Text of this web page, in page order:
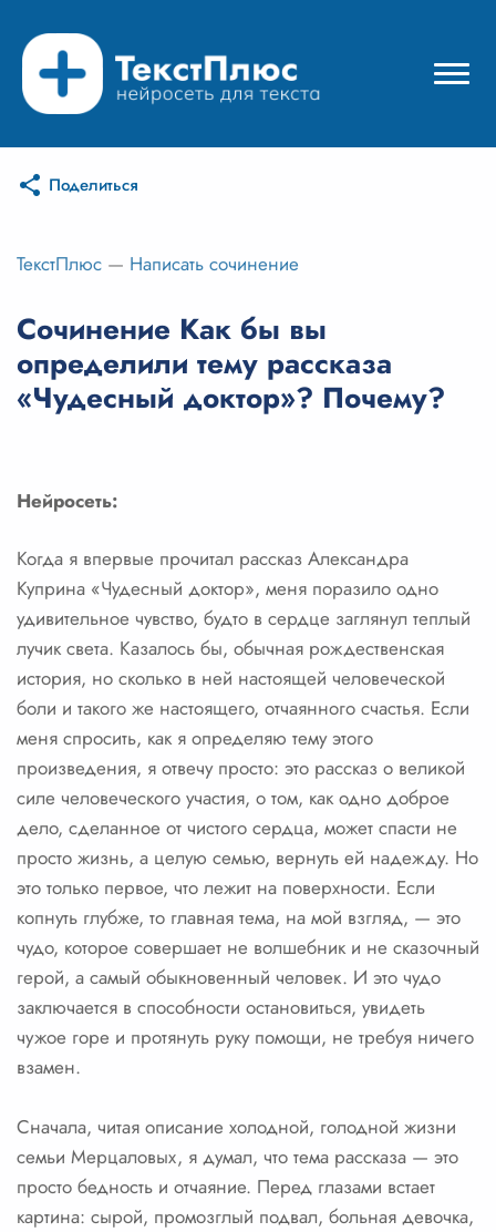
Режимы нейросети
Цены
Вход
Вход с Telegram
Поделиться
ТекстПлюс — Написать сочинение
Сочинение Как бы вы
определили тему рассказа
«Чудесный доктор»? Почему?
Нейросеть:
Когда я впервые прочитал рассказ Александра
Куприна «Чудесный доктор», меня поразило одно
удивительное чувство, будто в сердце заглянул теплый
лучик света. Казалось бы, обычная рождественская
история, но сколько в ней настоящей человеческой
боли и такого же настоящего, отчаянного счастья. Если
меня спросить, как я определяю тему этого
произведения, я отвечу просто: это рассказ о великой
силе человеческого участия, о том, как одно доброе
дело, сделанное от чистого сердца, может спасти не
просто жизнь, а целую семью, вернуть ей надежду. Но
это только первое, что лежит на поверхности. Если
копнуть глубже, то главная тема, на мой взгляд, — это
чудо, которое совершает не волшебник и не сказочный
герой, а самый обыкновенный человек. И это чудо
заключается в способности остановиться, увидеть
чужое горе и протянуть руку помощи, не требуя ничего
взамен.
Сначала, читая описание холодной, голодной жизни
семьи Мерцаловых, я думал, что тема рассказа — это
просто бедность и отчаяние. Перед глазами встает
картина: сырой, промозглый подвал, больная девочка,